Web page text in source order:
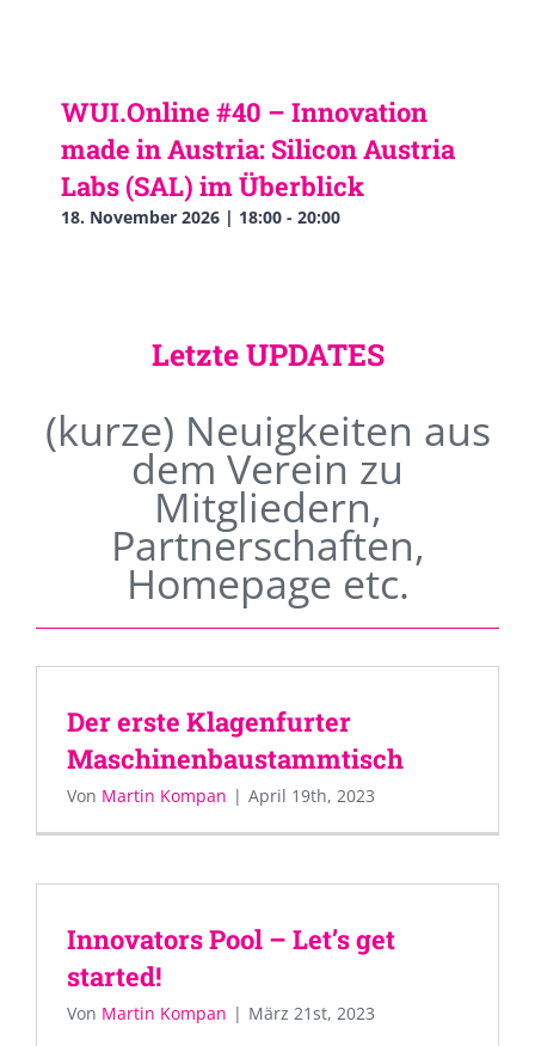
WUI.Online #40 – Innovation
made in Austria: Silicon Austria
Labs (SAL) im Überblick
18. November 2026 | 18:00 - 20:00
Letzte UPDATES
(kurze) Neuigkeiten aus
dem Verein zu
Mitgliedern,
Partnerschaften,
Homepage etc.
Der erste Klagenfurter
Maschinenbaustammtisch
Von Martin Kompan | April 19th, 2023
Innovators Pool – Let’s get
started!
Von Martin Kompan | März 21st, 2023